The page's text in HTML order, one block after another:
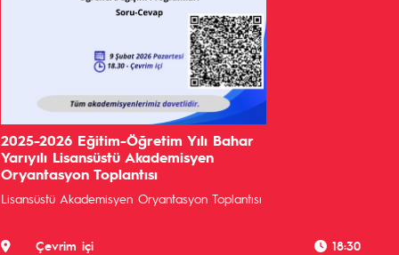
2025-2026 Eğitim-Öğretim Yılı Bahar
Yarıyılı Lisansüstü Akademisyen
Oryantasyon Toplantısı
Lisansüstü Akademisyen Oryantasyon Toplantısı
Çevrim içi 18:30